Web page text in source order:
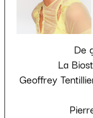
De
La
Geoffrey